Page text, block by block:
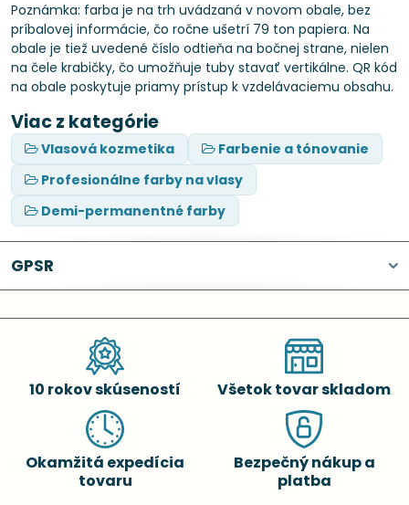
Poznámka: farba je na trh uvádzaná v novom obale, bez
príbalovej informácie, čo ročne ušetrí 79 ton papiera. Na
obale je tiež uvedené číslo odtieňa na bočnej strane, nielen
na čele krabičky, čo umožňuje tuby stavať vertikálne. QR kód
na obale poskytuje priamy prístup k vzdelávaciemu obsahu.
Viac z kategórie
Vlasová kozmetika
Farbenie a tónovanie
Profesionálne farby na vlasy
Demi-permanentné farby
GPSR
10 rokov skúseností Všetok tovar skladom
Okamžitá expedícia
tovaru
Bezpečný nákup a
platba